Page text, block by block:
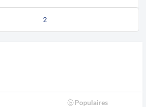
2
Populaires